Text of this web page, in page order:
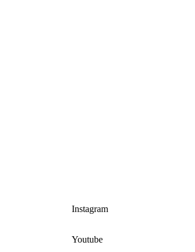
Instagram
Youtube